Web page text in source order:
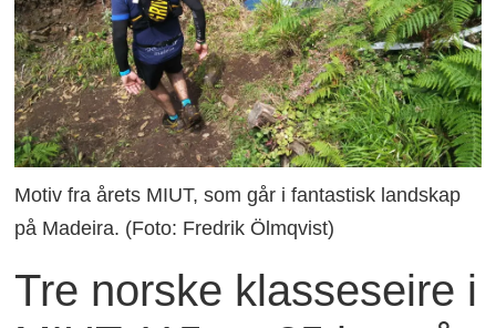
Motiv fra årets MIUT, som går i fantastisk landskap
på Madeira. (Foto: Fredrik Ölmqvist)
Tre norske klasseseire i